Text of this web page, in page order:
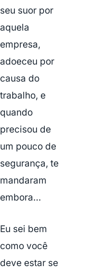
seu suor por
aquela
empresa,
adoeceu por
causa do
trabalho, e
quando
precisou de
um pouco de
segurança, te
mandaram
embora…
Eu sei bem
como você
deve estar se